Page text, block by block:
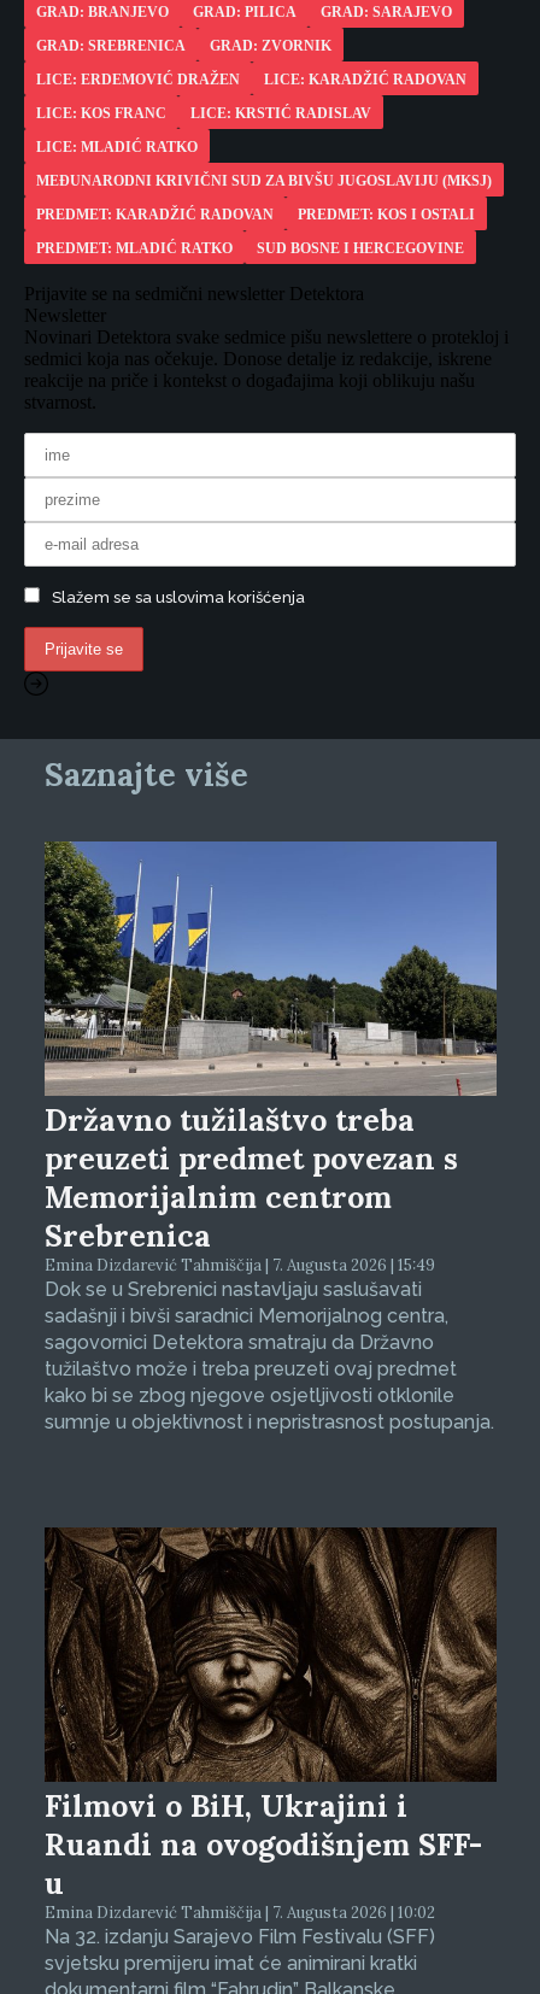
GRAD: BRANJEVO GRAD: PILICA
GRAD: SARAJEVO
GRAD: SREBRENICA
GRAD: ZVORNIK
LICE: ERDEMOVIĆ DRAŽEN
LICE: KARADŽIĆ RADOVAN
LICE: KOS FRANC
LICE: KRSTIĆ RADISLAV
LICE: MLADIĆ RATKO
MEĐUNARODNI KRIVIČNI SUD ZA BIVŠU JUGOSLAVIJU (MKSJ)
PREDMET: KARADŽIĆ RADOVAN
PREDMET: KOS I OSTALI
PREDMET: MLADIĆ RATKO
SUD BOSNE I HERCEGOVINE
Prijavite se na sedmični newsletter Detektora
Newsletter
Novinari Detektora svake sedmice pišu newslettere o protekloj i
sedmici koja nas očekuje. Donose detalje iz redakcije, iskrene
reakcije na priče i kontekst o događajima koji oblikuju našu
stvarnost.
Slažem se sa uslovima korišćenja
Saznajte više
Državno tužilaštvo treba
preuzeti predmet povezan s
Memorijalnim centrom
Srebrenica
Emina Dizdarević Tahmiščija | 7. Augusta 2026 | 15:49
Dok se u Srebrenici nastavljaju saslušavati
sadašnji i bivši saradnici Memorijalnog centra,
sagovornici Detektora smatraju da Državno
tužilaštvo može i treba preuzeti ovaj predmet
kako bi se zbog njegove osjetljivosti otklonile
sumnje u objektivnost i nepristrasnost postupanja.
Filmovi o BiH, Ukrajini i
Ruandi na ovogodišnjem SFF-
u
Emina Dizdarević Tahmiščija | 7. Augusta 2026 | 10:02
Na 32. izdanju Sarajevo Film Festivalu (SFF)
svjetsku premijeru imat će animirani kratki